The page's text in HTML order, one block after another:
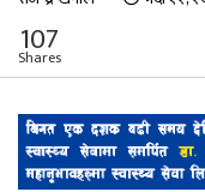
107
Shares